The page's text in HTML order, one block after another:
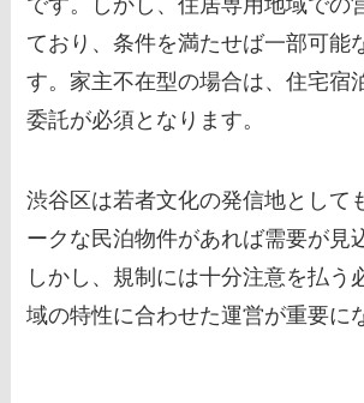
ており、条件を満たせば一部可能
す。家主不在型の場合は、住宅宿
委託が必須となります。
渋谷区は若者文化の発信地として
ークな民泊物件があれば需要が見
しかし、規制には十分注意を払う
域の特性に合わせた運営が重要に